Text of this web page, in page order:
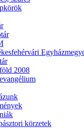
2008
körzetek